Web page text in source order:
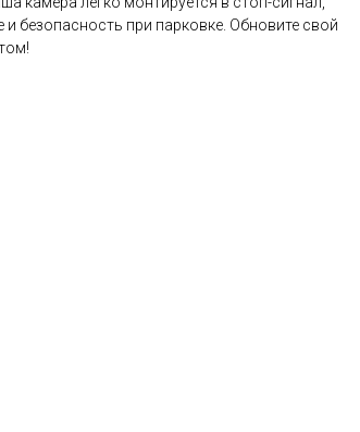
безопасность при парковке. Обновите свой